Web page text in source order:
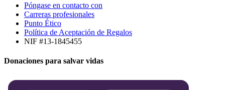
Póngase en contacto con
Carreras profesionales
Punto Ético
Política de Aceptación de Regalos
NIF #13-1845455
Donaciones para salvar vidas